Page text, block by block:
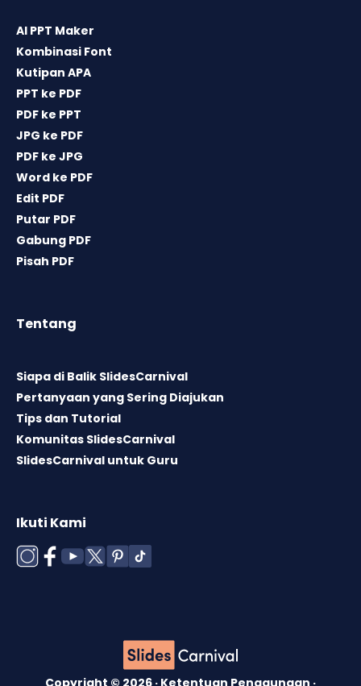
AI PPT Maker
Kombinasi Font
Kutipan APA
PPT ke PDF
PDF ke PPT
JPG ke PDF
PDF ke JPG
Word ke PDF
Edit PDF
Putar PDF
Gabung PDF
Pisah PDF
Tentang
Siapa di Balik SlidesCarnival
Pertanyaan yang Sering Diajukan
Tips dan Tutorial
Komunitas SlidesCarnival
SlidesCarnival untuk Guru
Ikuti Kami
Copyright © 2026 · Ketentuan Penggunaan ·